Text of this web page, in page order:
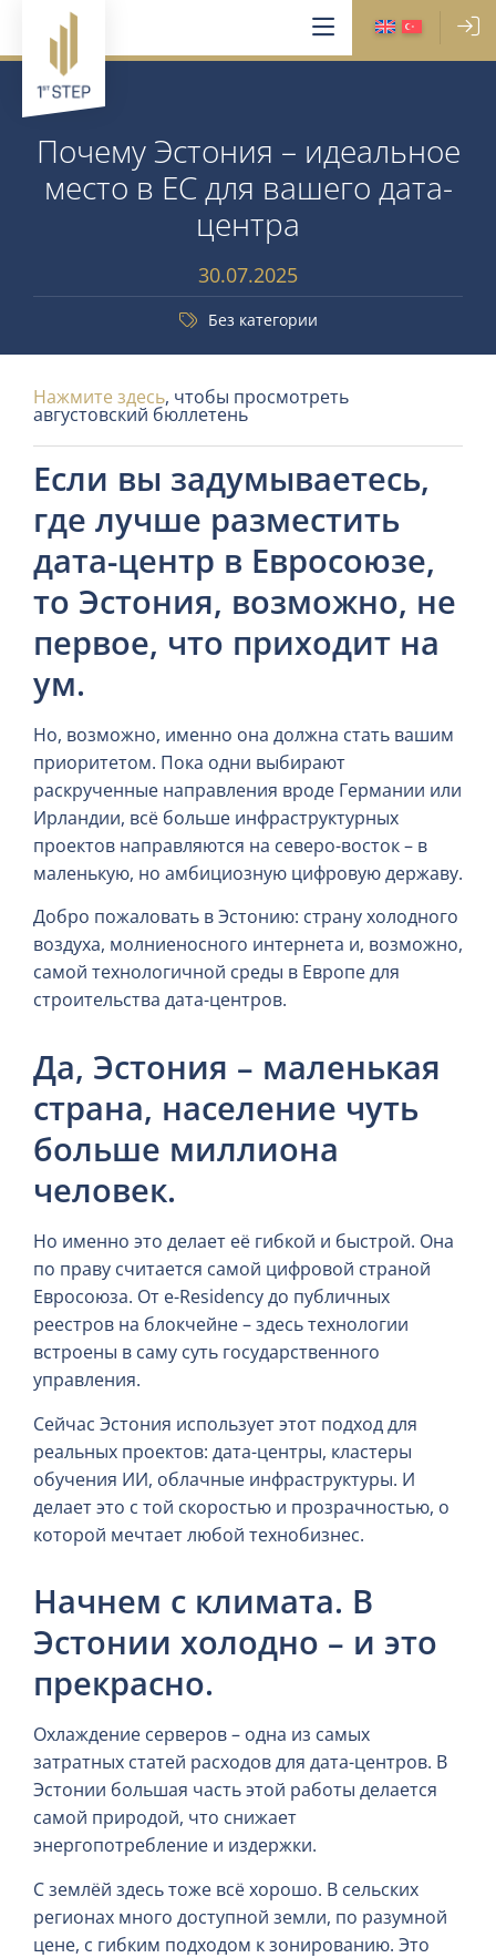
Почему Эстония – идеальное
место в ЕС для вашего дата-
центра
30.07.2025
Без категории
Нажмите здесь, чтобы просмотреть
августовский бюллетень
Если вы задумываетесь,
где лучше разместить
дата-центр в Евросоюзе,
то Эстония, возможно, не
первое, что приходит на
ум.
Но, возможно, именно она должна стать вашим
приоритетом. Пока одни выбирают
раскрученные направления вроде Германии или
Ирландии, всё больше инфраструктурных
проектов направляются на северо-восток – в
маленькую, но амбициозную цифровую державу.
Добро пожаловать в Эстонию: страну холодного
воздуха, молниеносного интернета и, возможно,
самой технологичной среды в Европе для
строительства дата-центров.
Да, Эстония – маленькая
страна, население чуть
больше миллиона
человек.
Но именно это делает её гибкой и быстрой. Она
по праву считается самой цифровой страной
Евросоюза. От e-Residency до публичных
реестров на блокчейне – здесь технологии
встроены в саму суть государственного
управления.
Сейчас Эстония использует этот подход для
реальных проектов: дата-центры, кластеры
обучения ИИ, облачные инфраструктуры. И
делает это с той скоростью и прозрачностью, о
которой мечтает любой технобизнес.
Начнем с климата. В
Эстонии холодно – и это
прекрасно.
Охлаждение серверов – одна из самых
затратных статей расходов для дата-центров. В
Эстонии большая часть этой работы делается
самой природой, что снижает
энергопотребление и издержки.
С землёй здесь тоже всё хорошо. В сельских
регионах много доступной земли, по разумной
цене, с гибким подходом к зонированию. Это